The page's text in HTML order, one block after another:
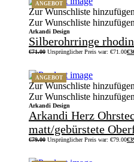
ANGEBOT
Zur Wunschliste hinzufügen
Zur Wunschliste hinzufügen
Arkandi Design
Silberohrringe
€71.00 Ursprünglicher Preis war: €71.00€
ANGEBOT
Zur Wunschliste hinzufügen
Zur Wunschliste hinzufügen
Arkandi Design
Arkandi Herz
matt/gebürstete
€79.00 Ursprünglicher Preis war: €79.00€